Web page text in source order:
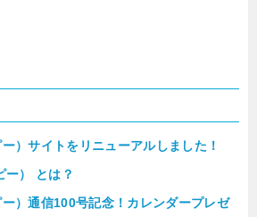
）サイトをリニューアルしました！
ー） とは？
）通信100号記念！カレンダープレゼ